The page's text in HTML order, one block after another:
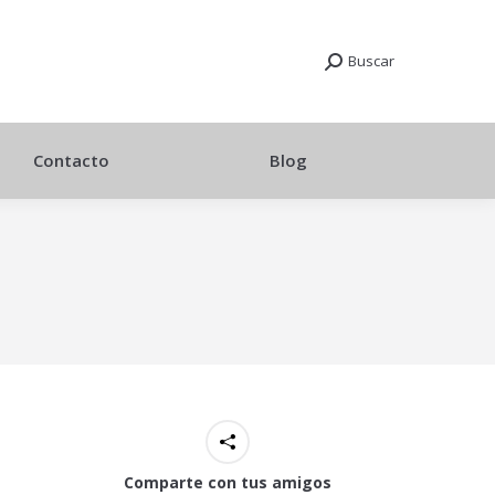
Buscar
Contacto Blog
Comparte con tus amigos